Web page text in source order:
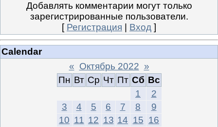
Добавлять комментарии могут только
зарегистрированные пользователи.
[ Регистрация Вход ]
Calendar
« Октябрь 2022 »
Пн Вт Ср Чт Пт Сб Вс
1
2
3
4 5 6 7 8
9
10 11 12 13 14 15 16